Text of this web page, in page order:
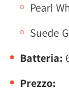
Pearl
Suede
Batteria:
Prezzo: